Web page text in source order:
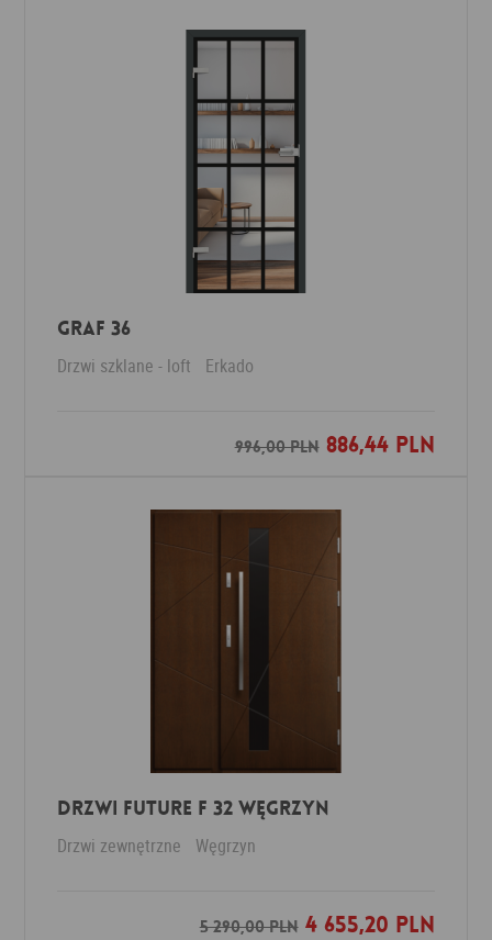
Graf 36
Drzwi szklane - loft Erkado
996,00 PLN886,44 PLN
Dodaj do ulubionych
DRZWI FUTURE F 32 WĘGRZYN
Drzwi zewnętrzne Węgrzyn
5 290,00 PLN4 655,20 PLN
Dodaj do ulubionych